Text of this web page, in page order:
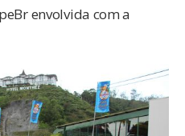
envolvida com a